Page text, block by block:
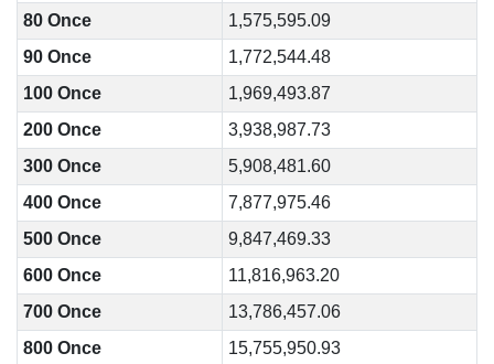
80 Once
1,575,595.09
90 Once
1,772,544.48
100 Once
1,969,493.87
200 Once
3,938,987.73
300 Once
5,908,481.60
400 Once
7,877,975.46
500 Once
9,847,469.33
600 Once
11,816,963.20
700 Once
13,786,457.06
800 Once
15,755,950.93